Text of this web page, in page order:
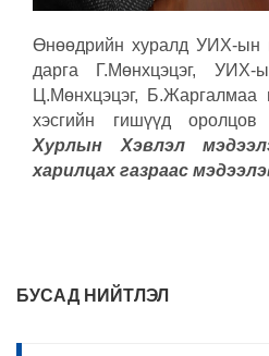
Өнөөдрийн хуралд УИХ-
дарга Г.Мөнхцэцэг,
Ц.Мөнхцэцэг,
хэсгийн гишүүд оролцов
Хурлын Хэвлэл
харилцах газраас
БУСАД НИЙТЛЭЛ